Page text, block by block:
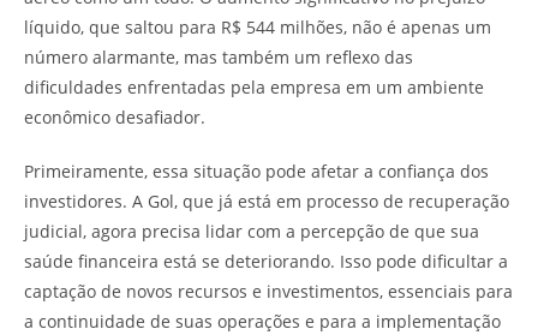
líquido, que saltou para R$ 544 milhões, não é apenas um
número alarmante, mas também um reflexo das
dificuldades enfrentadas pela empresa em um ambiente
econômico desafiador.
Primeiramente, essa situação pode afetar a confiança dos
investidores. A Gol, que já está em processo de recuperação
judicial, agora precisa lidar com a percepção de que sua
saúde financeira está se deteriorando. Isso pode dificultar a
captação de novos recursos e investimentos, essenciais para
a continuidade de suas operações e para a implementação